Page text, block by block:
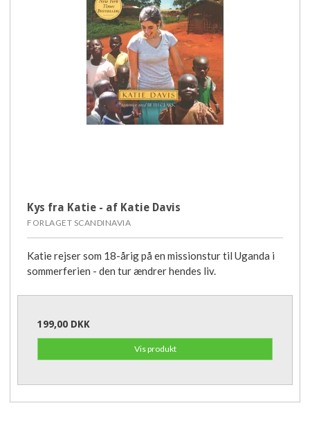
Kys fra Katie - af Katie Davis
FORLAGET SCANDINAVIA
Katie rejser som 18-årig på en missionstur til Uganda i
sommerferien - den tur ændrer hendes liv.
199,00 DKK
Vis produkt